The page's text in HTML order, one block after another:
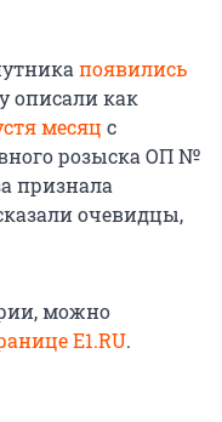
появились
описали как
месяц с
розыска ОП №
признала
очевидцы,
можно
E1.RU.